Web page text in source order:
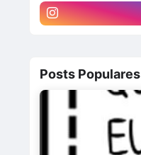
Posts Populares